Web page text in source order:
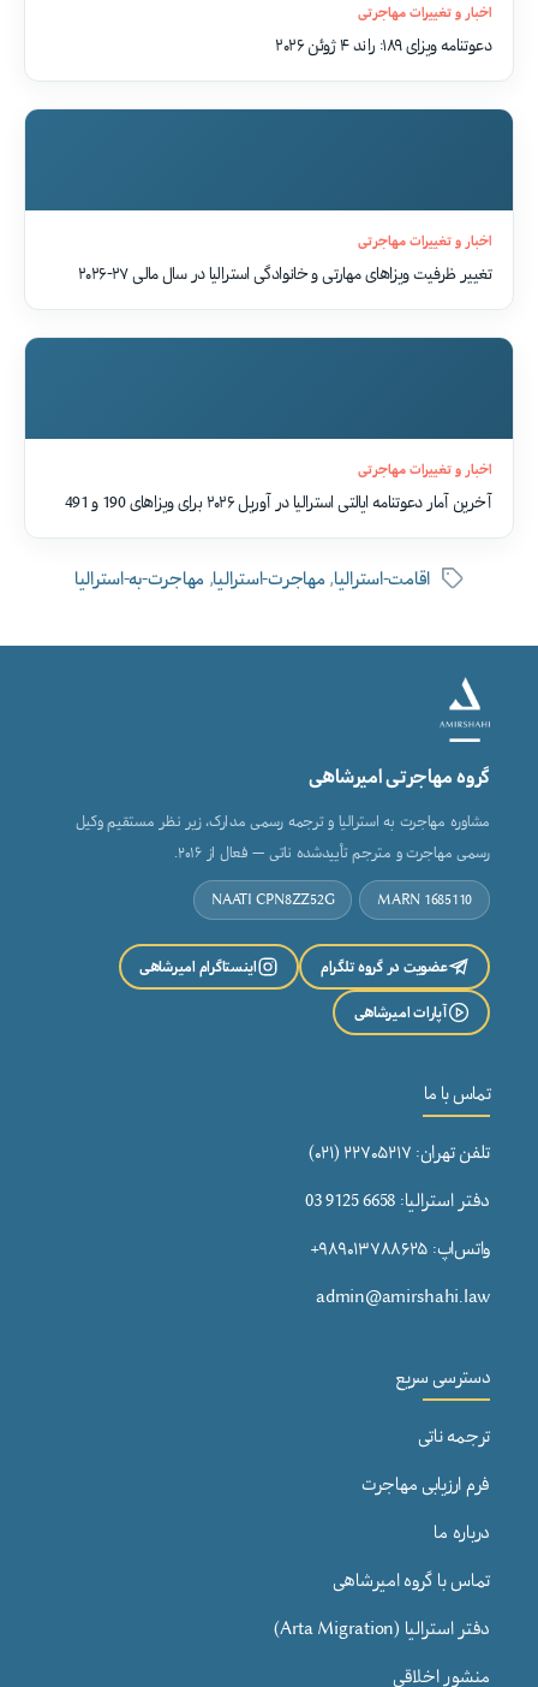
اخبار و تغییرات مهاجرتی
دعوتنامه ویزای ۱۸۹: راند ۴ ژوئن ۲۰۲۶
اخبار و تغییرات مهاجرتی
تغییر ظرفیت ویزاهای مهارتی و خانوادگی استرالیا در سال مالی ۲۷-۲۰۲۶
اخبار و تغییرات مهاجرتی
آخرین آمار دعوتنامه ایالتی استرالیا در آوریل ۲۰۲۶ برای ویزاهای 190 و 491
برچسب‌ها
اقامت-استرالیا,مهاجرت-استرالیا, مهاجرت-به-استرالیا
گروه مهاجرتی امیرشاهی
مشاوره مهاجرت به استرالیا و ترجمه رسمی مدارک، زیر نظر مستقیم وکیل
رسمی مهاجرت و مترجم تأییدشده ناتی — فعال از ۲۰۱۶.
MARN 1685110
NAATI CPN8ZZ52G
عضویت در گروه تلگرام اینستاگرام امیرشاهی
آپارات امیرشاهی
تماس با ما
تلفن تهران: ۲۲۷۰۵۲۱۷ (۰۲۱)
دفتر استرالیا: 6658 9125 03
واتس‌اپ: ۹۸۹۰۱۳۷۸۸۶۲۵+
admin@amirshahi.law
دسترسی سریع
ترجمه ناتی
فرم ارزیابی مهاجرت
درباره ما
تماس با گروه امیرشاهی
دفتر استرالیا (Arta Migration)
منشور اخلاقی